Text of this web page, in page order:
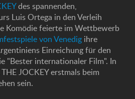
des spannenden,
Luis Ortega in den Verleih
Komödie feierte im Wettbewerb
von Venedigihre
Einreichung für den
"Bester internationaler Film". In
JOCKEY erstmals beim
sein.